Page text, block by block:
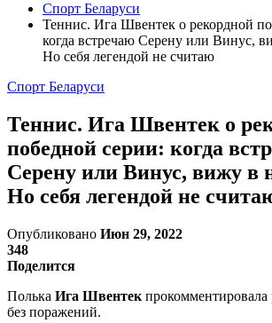
Спорт Беларуси
Теннис. Ига Швентек о рекордной
когда встречаю Серену или Винус,
Но себя легендой не считаю
Спорт Беларуси
Теннис. Ига Швентек о
победной серии: когда
Серену или Винус, вижу в
Но себя легендой не
Опубликовано Июн 29, 2022
348
Поделится
Полька Ига Швентек
без поражений.